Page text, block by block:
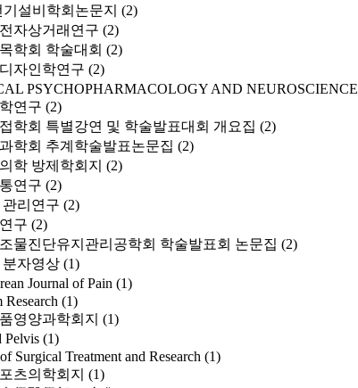
기설비학회논문지 (2)
자상거래연구 (2)
학회 학술대회 (2)
자인학연구 (2)
PSYCHOPHARMACOLOGY AND NEUROSCIENCE
연구 (2)
학회 특별강연 및 학술발표대회 개요집 (2)
학회 추계학술발표논문집 (2)
학 방제학회지 (2)
연구 (2)
리연구 (2)
구 (2)
물진단유지관리공학회 학술발표회 논문집 (2)
분자영상 (1)
Journal of Pain (1)
Research (1)
영양과학회지 (1)
Pelvis (1)
Surgical Treatment and Research (1)
츠의학회지 (1)